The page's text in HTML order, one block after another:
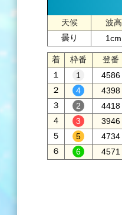
天候
波高
曇り
1cm
着 枠番
登番
１
4586
２
4398
３
4418
４
3946
５
4734
６
4571